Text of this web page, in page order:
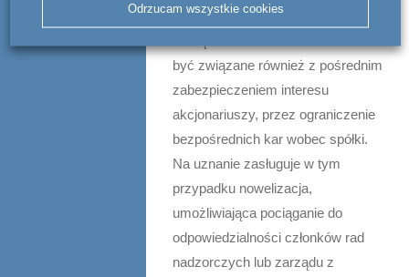
na osoby piastujące funkcje
być związane również z pośrednim
zabezpieczeniem interesu
akcjonariuszy, przez ograniczenie
bezpośrednich kar wobec spółki.
Na uznanie zasługuje w tym
przypadku nowelizacja,
umożliwiająca pociąganie do
odpowiedzialności członków rad
nadzorczych lub zarządu z
Odrzucam wszystkie cookies